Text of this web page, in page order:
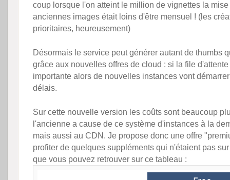
coup lorsque l'on atteint le million de vignettes la
anciennes images était loins d'être mensuel ! (les
prioritaires, heureusement)
Désormais le service peut générer autant de thumbs
grâce aux nouvelles offres de cloud : si la file d'attente
importante alors de nouvelles instances vont
délais.
Sur cette nouvelle version les coûts sont beaucoup
l'ancienne a cause de ce système d'instances à la
mais aussi au CDN. Je propose donc une offre
profiter de quelques suppléments qui n'étaient pas
que vous pouvez retrouver sur ce tableau :